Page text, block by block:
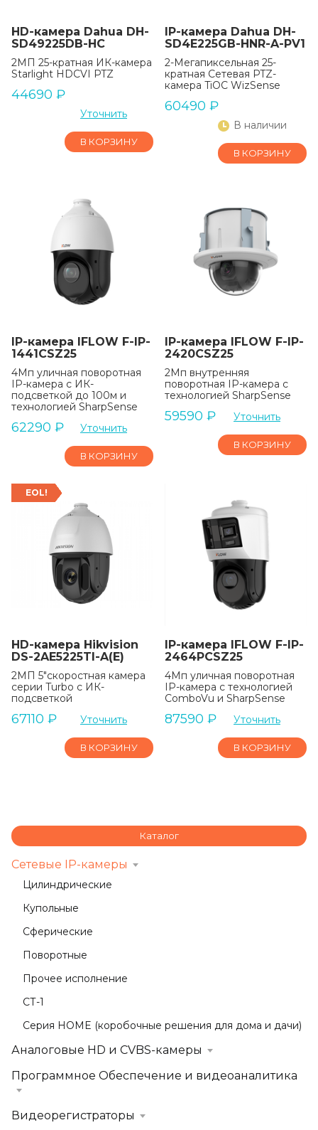
HD-камера Dahua DH-
SD49225DB-HC
2МП 25-кратная ИК-камера
Starlight HDCVI PTZ
44690 ₽
Уточнить
В КОРЗИНУ
IP-камера Dahua DH-
SD4E225GB-HNR-A-PV1
2-Мегапиксельная 25-
кратная Сетевая PTZ-
камера TiOC WizSense
60490 ₽
В наличии
В КОРЗИНУ
IP-камера IFLOW F-IP-
1441CSZ25
4Мп уличная поворотная
IP-камера с ИК-
подсветкой до 100м и
технологией SharpSense
62290 ₽ Уточнить
В КОРЗИНУ
IP-камера IFLOW F-IP-
2420CSZ25
2Мп внутренняя
поворотная IP-камера с
технологией SharpSense
59590 ₽ Уточнить
В КОРЗИНУ
EOL!
HD-камера Hikvision
DS-2AE5225TI-A(E)
2МП 5″скоростная камера
серии Turbo с ИК-
подсветкой
67110 ₽ Уточнить
В КОРЗИНУ
IP-камера IFLOW F-IP-
2464PCSZ25
4Мп уличная поворотная
IP-камера с технологией
ComboVu и SharpSense
87590 ₽ Уточнить
В КОРЗИНУ
Каталог
Сетевые IP-камеры
Цилиндрические
Купольные
Сферические
Поворотные
Прочее исполнение
СТ-1
Серия HOME (коробочные решения для дома и дачи)
Аналоговые HD и CVBS-камеры
Программное Обеспечение и видеоаналитика
Видеорегистраторы